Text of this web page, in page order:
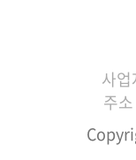
사
주